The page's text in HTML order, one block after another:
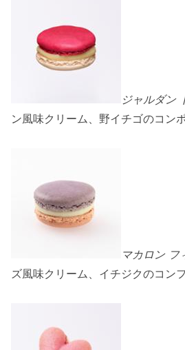
ジャルダン
ン風味クリーム、野イチゴのコン
マカロン
ズ風味クリーム、イチジクのコン